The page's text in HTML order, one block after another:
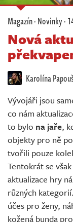
Soutěže
Databáze
Komunita
Redakce
Živě
Magazín·Novinky·
Nová
Karolína
Vývojáři jsou
co nám
to bylo na jaře,
objekty pro ně
tvořili pouze
Tentokrát se
aktualizace hry
různých
účes pro ženy,
kožená bunda